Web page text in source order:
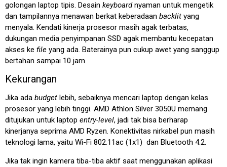
golongan laptop tipis. Desain keyboardnyaman untuk mengetik
dan tampilannya menawan berkat keberadaan backlit yang
menyala. Kendati kinerja prosesor masih agak terbatas,
dukungan media penyimpanan SSD agak membantu kecepatan
akses ke file yang ada. Baterainya pun cukup awet yang sanggup
bertahan sampai 10 jam.
Kekurangan
Jika ada budget lebih, sebaiknya mencari laptop dengan kelas
prosesor yang lebih tinggi. AMD Athlon Silver 3050U memang
ditujukan untuk laptop entry-level, jadi tak bisa berharap
kinerjanya seprima AMD Ryzen. Konektivitas nirkabel pun masih
teknologi lama, yaitu Wi-Fi 802.11ac (1x1) dan Bluetooth 4.2.
Jika tak ingin kamera tiba-tiba aktif saat menggunakan aplikasi